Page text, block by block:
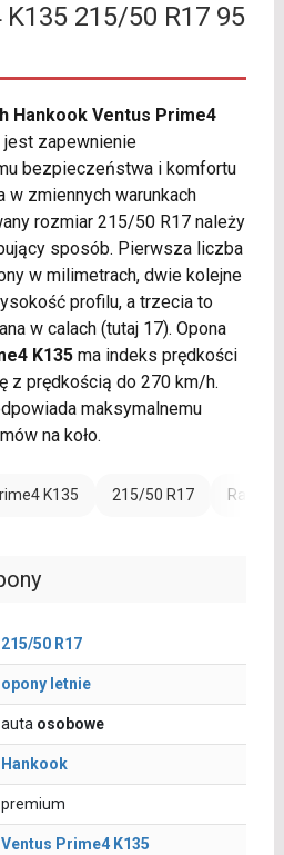
215/50 R17 95
Hankook Ventus Prime4
jest zapewnienie
bezpieczeństwa i komfortu
zmiennych warunkach
rozmiar 215/50 R17 należy
sposób. Pierwsza liczba
w milimetrach, dwie kolejne
profilu, a trzecia to
w calach (tutaj 17). Opona
K135ma indeks prędkości
z prędkością do 270 km/h.
maksymalnemu
na koło.
K135 215/50 R17 Rant
215/50 R17
opony letnie
auta osobowe
Hankook
premium
Ventus Prime4 K135